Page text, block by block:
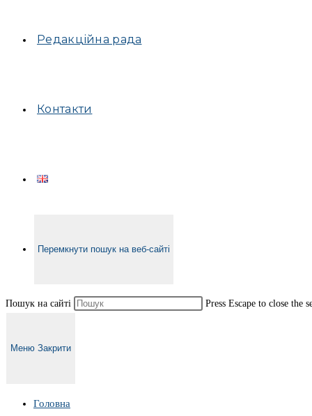
Редакційна рада
Контакти
Перемкнути пошук на веб-сайті
Пошук на сайті Press Escape to close the
Меню Закрити
Головна